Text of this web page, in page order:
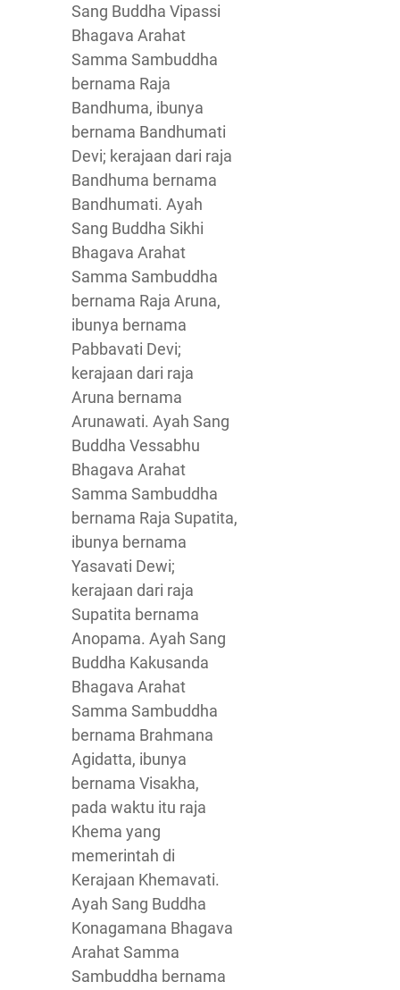
Sang Buddha Vipassi
Bhagava Arahat
Samma Sambuddha
bernama Raja
Bandhuma, ibunya
bernama Bandhumati
Devi; kerajaan dari raja
Bandhuma bernama
Bandhumati. Ayah
Sang Buddha Sikhi
Bhagava Arahat
Samma Sambuddha
bernama Raja Aruna,
ibunya bernama
Pabbavati Devi;
kerajaan dari raja
Aruna bernama
Arunawati. Ayah Sang
Buddha Vessabhu
Bhagava Arahat
Samma Sambuddha
bernama Raja Supatita,
ibunya bernama
Yasavati Dewi;
kerajaan dari raja
Supatita bernama
Anopama. Ayah Sang
Buddha Kakusanda
Bhagava Arahat
Samma Sambuddha
bernama Brahmana
Agidatta, ibunya
bernama Visakha,
pada waktu itu raja
Khema yang
memerintah di
Kerajaan Khemavati.
Ayah Sang Buddha
Konagamana Bhagava
Arahat Samma
Sambuddha bernama